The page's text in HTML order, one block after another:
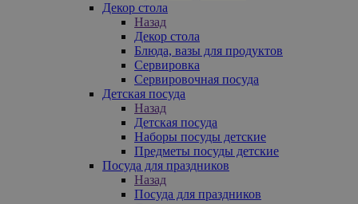
Декор стола
Назад
Декор стола
Блюда, вазы для продуктов
Сервировка
Сервировочная посуда
Детская посуда
Назад
Детская посуда
Наборы посуды детские
Предметы посуды детские
Посуда для праздников
Назад
Посуда для праздников